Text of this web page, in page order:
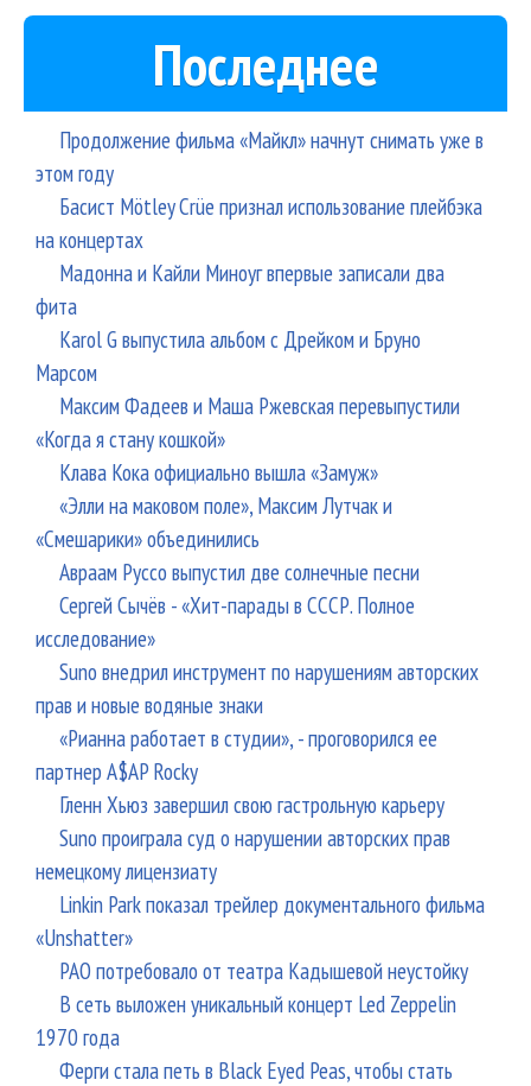
Последнее
Продолжение фильма «Майкл» начнут снимать уже в
этом году
Басист Mötley Crüe признал использование плейбэка
на концертах
Мадонна и Кайли Миноуг впервые записали два
фита
Karol G выпустила альбом с Дрейком и Бруно
Марсом
Максим Фадеев и Маша Ржевская перевыпустили
«Когда я стану кошкой»
Клава Кока официально вышла «Замуж»
«Элли на маковом поле», Максим Лутчак и
«Смешарики» объединились
Авраам Руссо выпустил две солнечные песни
Сергей Сычёв - «Хит-парады в СССР. Полное
исследование»
Suno внедрил инструмент по нарушениям авторских
прав и новые водяные знаки
«Рианна работает в студии», - проговорился ее
партнер A$AP Rocky
Гленн Хьюз завершил свою гастрольную карьеру
Suno проиграла суд о нарушении авторских прав
немецкому лицензиату
Linkin Park показал трейлер документального фильма
«Unshatter»
РАО потребовало от театра Кадышевой неустойку
В сеть выложен уникальный концерт Led Zeppelin
1970 года
Ферги стала петь в Black Eyed Peas, чтобы стать